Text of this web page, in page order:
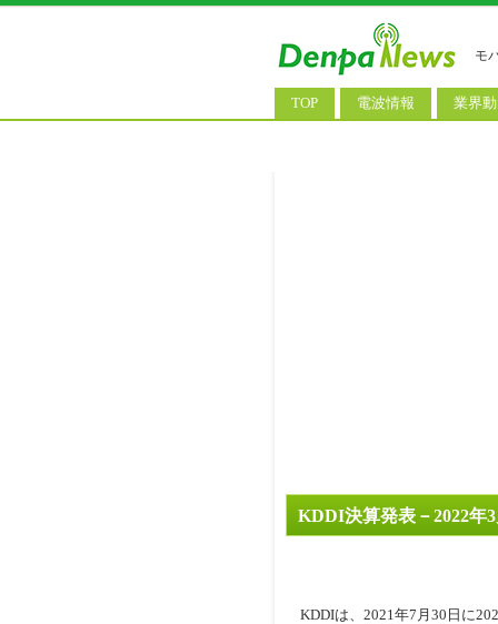
モ
TOP 電波情報 業界
KDDI決算発表－2022年
KDDIは、2021年7月30日に